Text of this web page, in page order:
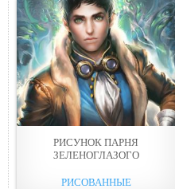
РИСУНОК ПАPНЯ
ЗЕЛЕНОГЛАЗОГО
РИСОВАННЫЕ